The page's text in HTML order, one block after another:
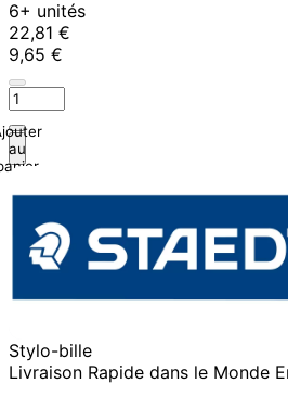
6+ unités
22,81 €
9,65 €
au
Stylo-bille
Livraison Rapide dans le Monde